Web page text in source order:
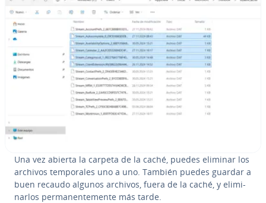
Una vez abierta la carpeta de la caché, puedes eliminar los
archivos te­m­po­ra­les uno a uno. También puedes guardar a
buen recaudo algunos archivos, fuera de la caché, y eli­mi­
nar­los pe­r­ma­ne­n­te­me­n­te más tarde.